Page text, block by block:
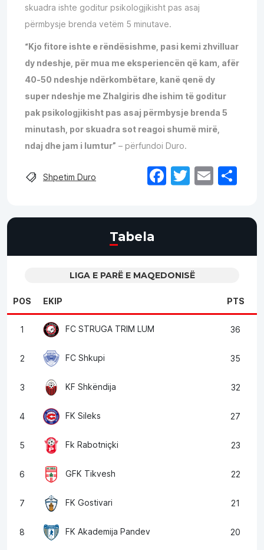
skuadra ishte goditur psikologjikisht pas asaj
përmbysje brenda vetëm 5 minutave.
“Kjo fitore ishte e rëndësishme, pasi kemi zhvilluar
dy ndeshje, për mua me eksperiencën që kam, afër
40-50 ndeshje ndërkombëtare, kanë qenë dy
super ndeshje me Zhalgiris dhe ishim të goditur
pak psikologjikisht pas asaj përmbysje brenda 5
minutash, por skuadra sot reagoi shumë mirë,
ndaj dhe jam i lumtur” – përfundoi Duro.
Shpetim Duro Facebook
Twitter
Email
Tabela
LIGA E PARË E MAQEDONISË
POS EKIP PTS
1 FC STRUGA TRIM LUM 36
2 FC Shkupi 35
3 KF Shkëndija 32
4 FK Sileks 27
5 Fk Rabotniçki 23
6 GFK Tikvesh 22
7 FK Gostivari 21
8 FK Akademija Pandev 20